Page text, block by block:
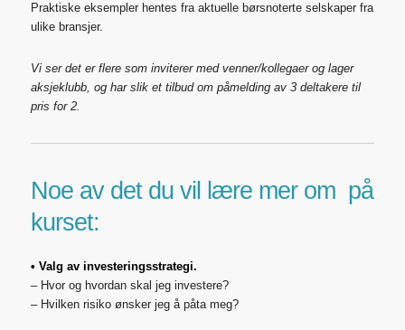
Praktiske eksempler hentes fra aktuelle børsnoterte selskaper fra
ulike bransjer.
Vi ser det er flere som inviterer med venner/kollegaer og lager
aksjeklubb, og har slik et tilbud om påmelding av 3 deltakere til
pris for 2.
Noe av det du vil lære mer om på
kurset:
• Valg av investeringsstrategi.
– Hvor og hvordan skal jeg investere?
– Hvilken risiko ønsker jeg å påta meg?